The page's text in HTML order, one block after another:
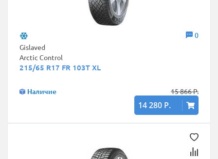
0
Gislaved
Arctic Control
215/65 R17 FR 103T XL
Наличие 15 866 Р.
14 280 Р.